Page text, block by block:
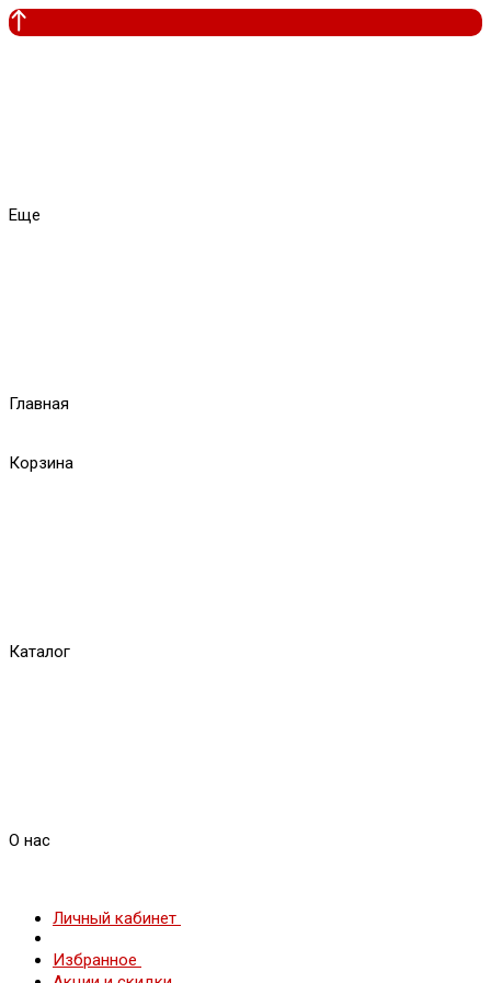
Еще
Главная
Корзина
Каталог
О нас
Личный кабинет
Избранное